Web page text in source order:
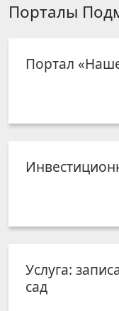
Порталы
Портал
Услуга:
сад